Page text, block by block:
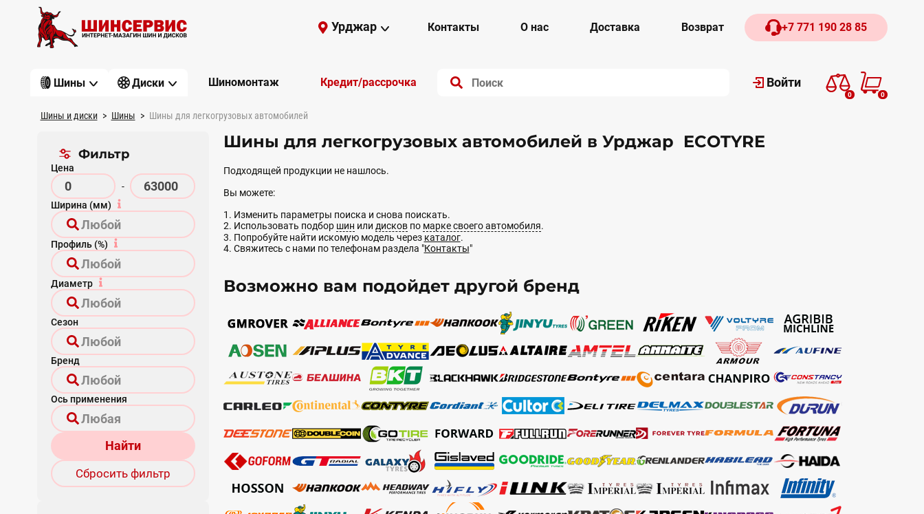
Урджар Контакты О нас Доставка Возврат +7 771 190 28 85
Шины Диски Шиномонтаж Кредит/рассрочка Войти
0 0
Шины и диски Шины Шины для легкогрузовых автомобилей
Фильтр
Цена
-
Ширина (мм)
Профиль (%)
Диаметр
Сезон
Бренд
Ось применения
Найти
Сбросить фильтр
Шины для легкогрузовых автомобилей в Урджар ECOTYRE
Подходящей продукции не нашлось.
Вы можете:
1. Изменить параметры поиска и снова поискать.
2. Использовать подбор шин или дисковпо марке своего автомобиля.
3. Попробуйте найти искомую модель через каталог.
4. Свяжитесь с нами по телефонам раздела "Контакты"
Возможно вам подойдет другой бренд